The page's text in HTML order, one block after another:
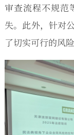
审查流程不规范
失。此外，针对
了切实可行的风